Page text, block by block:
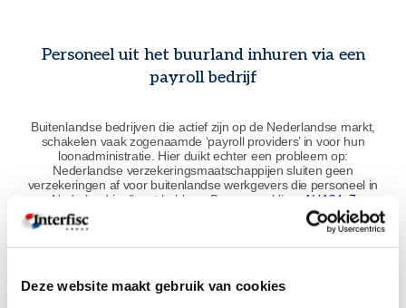
Deze website maakt gebruik van cookies
Personeel uit het buurland inhuren via een
payroll bedrijf
Buitenlandse bedrijven die actief zijn op de Nederlandse markt,
schakelen vaak zogenaamde ‘payroll providers’ in voor hun
loonadministratie. Hier duikt echter een probleem op:
Nederlandse verzekeringsmaatschappijen sluiten geen
verzekeringen af voor buitenlandse werkgevers die personeel in
Nederland in dienst hebben.
Bronvermelding:
AHA24x7
BUITENLAND WETEN?